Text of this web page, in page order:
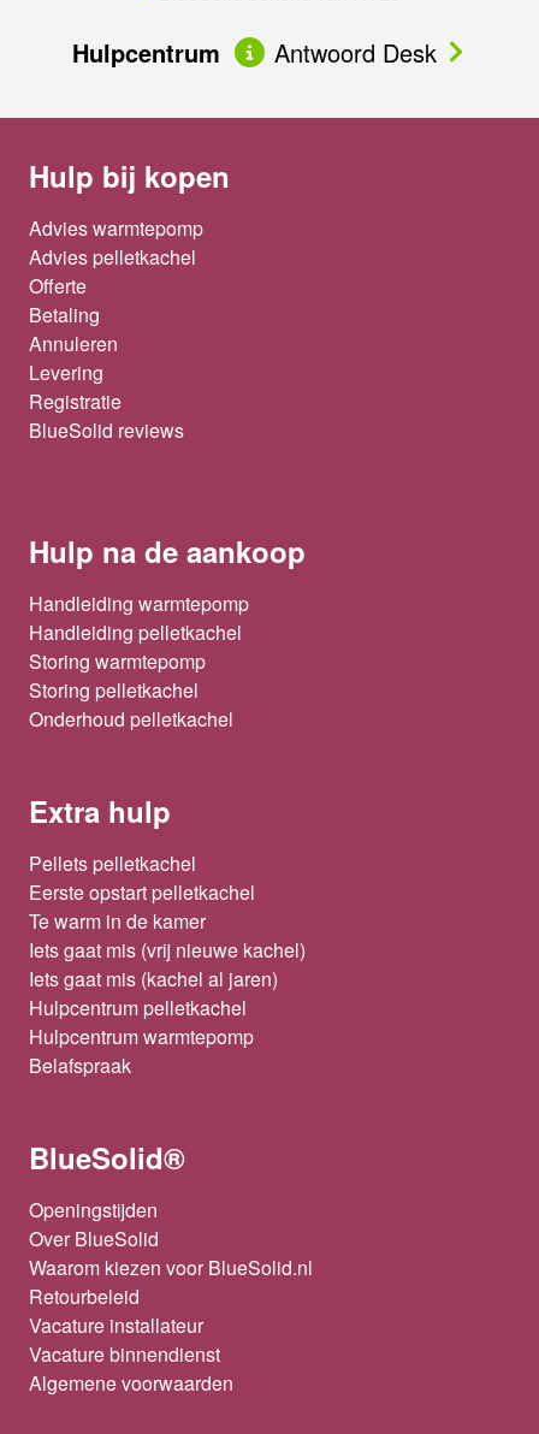
Hulpcentrum Antwoord Desk
Hulp bij kopen
Advies warmtepomp
Advies pelletkachel
Offerte
Betaling
Annuleren
Levering
Registratie
BlueSolid reviews
Hulp na de aankoop
Handleiding warmtepomp
Handleiding pelletkachel
Storing warmtepomp
Storing pelletkachel
Onderhoud pelletkachel
Extra hulp
Pellets pelletkachel
Eerste opstart pelletkachel
Te warm in de kamer
Iets gaat mis (vrij nieuwe kachel)
Iets gaat mis (kachel al jaren)
Hulpcentrum pelletkachel
Hulpcentrum warmtepomp
Belafspraak
BlueSolid®
Openingstijden
Over BlueSolid
Waarom kiezen voor BlueSolid.nl
Retourbeleid
Vacature installateur
Vacature binnendienst
Algemene voorwaarden